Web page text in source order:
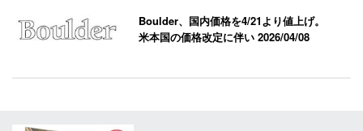
Boulder、国内価格を4/21より値上げ。
米本国の価格改定に伴い2026/04/08